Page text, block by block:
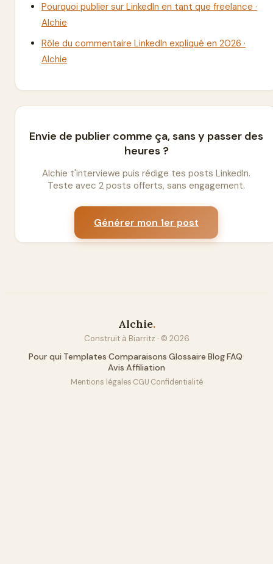
Pourquoi publier sur LinkedIn en tant que freelance ·
Alchie
Rôle du commentaire LinkedIn expliqué en 2026 ·
Alchie
Envie de publier comme ça, sans y passer des
heures ?
Alchie t'interviewe puis rédige tes posts LinkedIn.
Teste avec 2 posts offerts, sans engagement.
Générer mon 1er post
Alchie.
Construit à Biarritz · © 2026
Pour qui·Templates·Comparaisons·Glossaire·Blog·FAQ·
Avis·Affiliation
Mentions légales·CGU·Confidentialité